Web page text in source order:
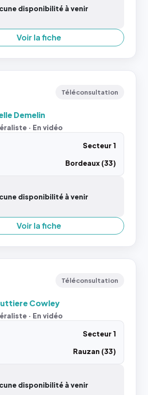
disponibilité à venir
Voir la fiche
Téléconsultation
Demelin
· En vidéo
Secteur 1
Bordeaux (33)
disponibilité à venir
Voir la fiche
Téléconsultation
Cowley
· En vidéo
Secteur 1
Rauzan (33)
disponibilité à venir